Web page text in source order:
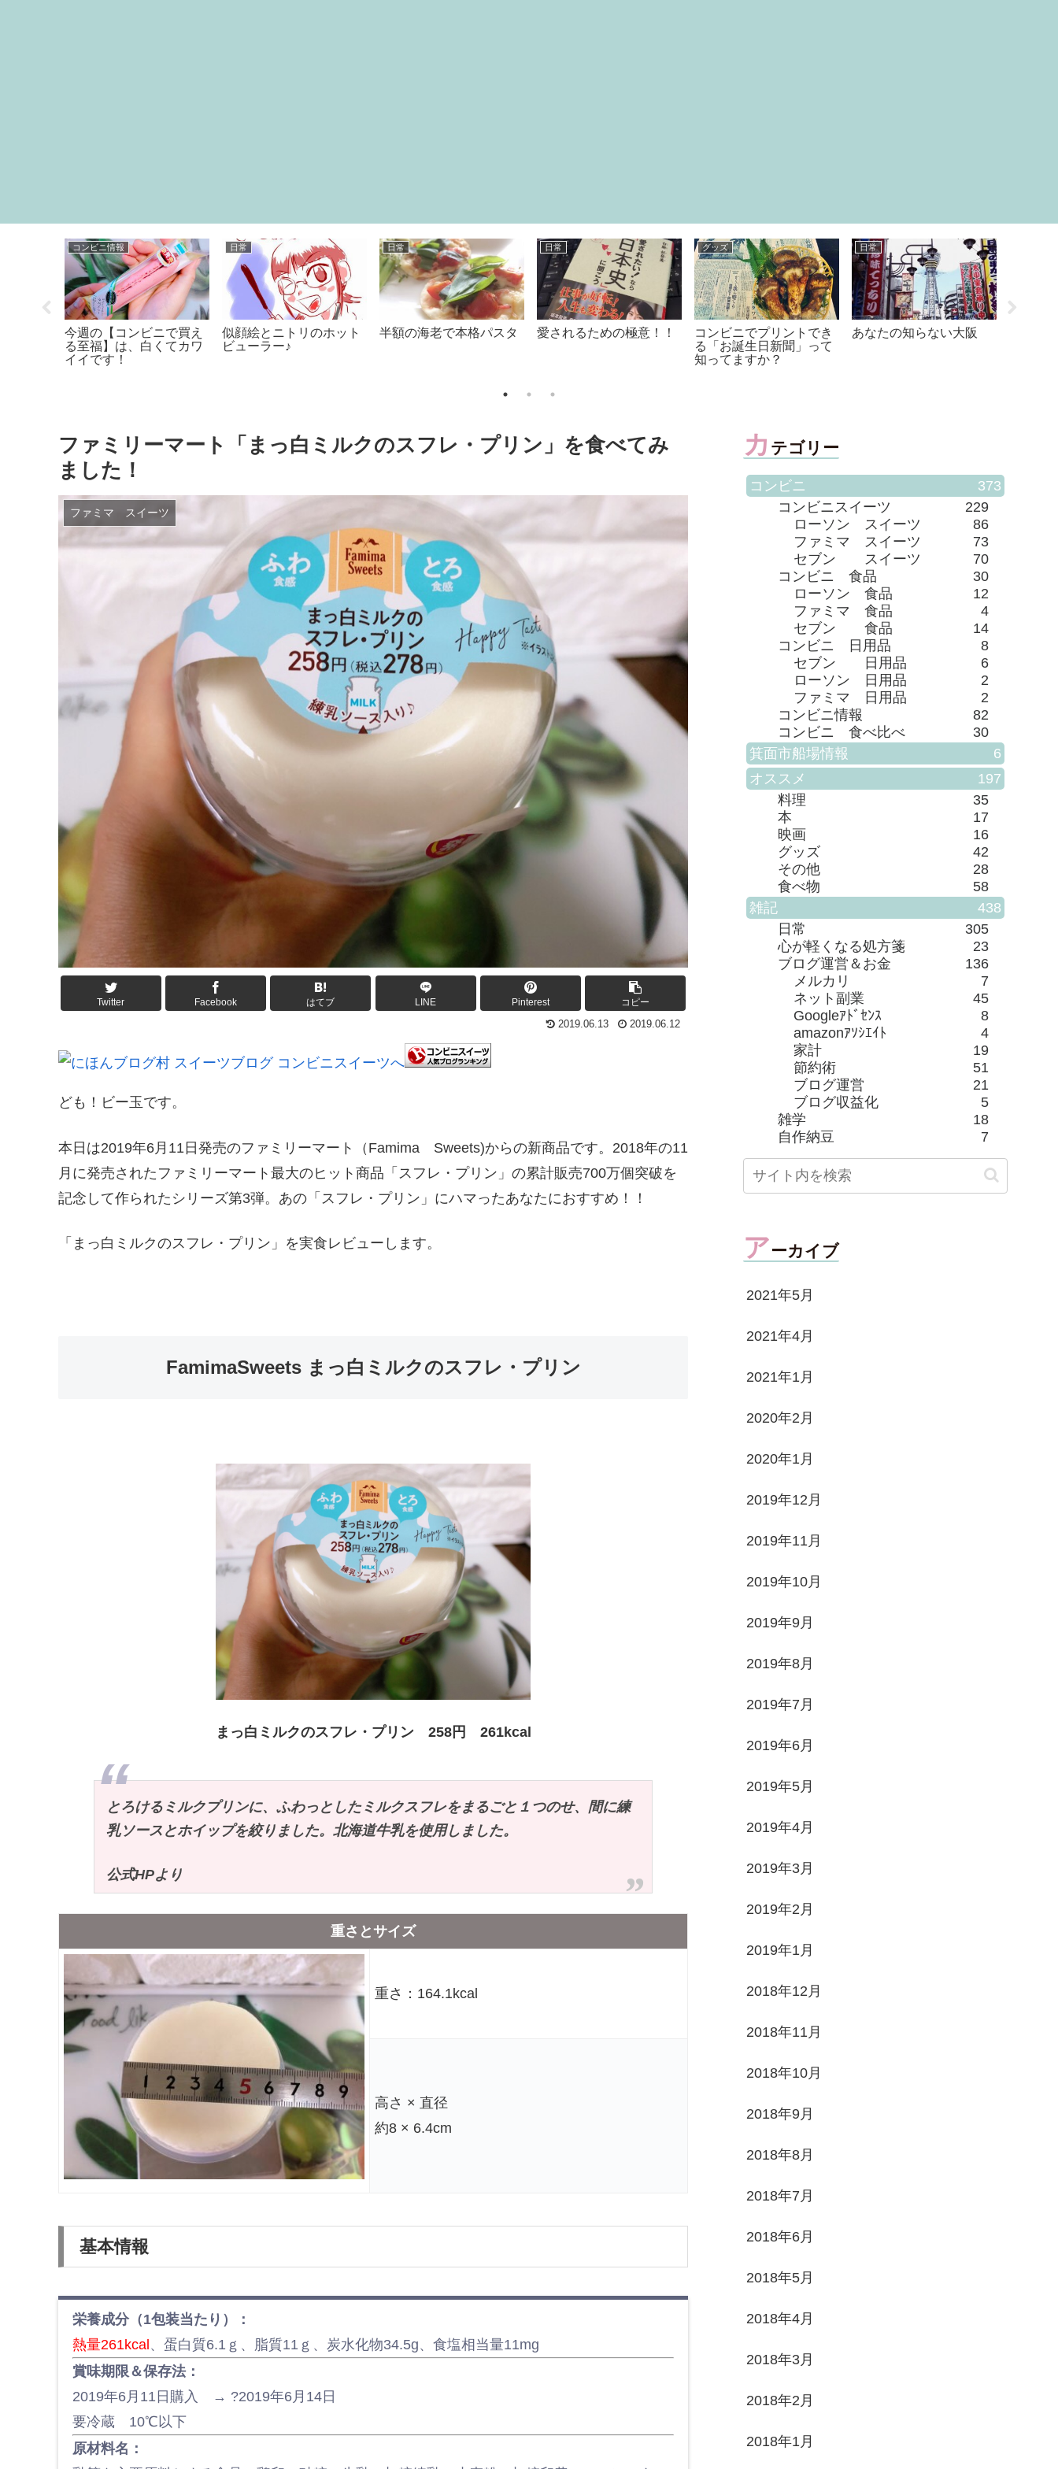
コンビニ情報
今週の【コンビニで買え
る至福】は、白くてカワ
イイです！
日常
似顔絵とニトリのホット
ビューラー♪
日常
半額の海老で本格パスタ
日常
愛されるための極意！！
グッズ
コンビニでプリントでき
る「お誕生日新聞」って
知ってますか？
日常
あなたの知らない大阪
ファミリーマート「まっ白ミルクのスフレ・プリン」を食べてみ
ました！
ファミマ スイーツ
Twitter Facebook はてブ LINE Pinterest コピー
2019.06.13 2019.06.12
ども！ビー玉です。
本日は2019年6月11日発売のファミリーマート（Famima Sweets)からの新商品です。2018年の11
月に発売されたファミリーマート最大のヒット商品「スフレ・プリン」の累計販売700万個突破を
記念して作られたシリーズ第3弾。あの「スフレ・プリン」にハマったあなたにおすすめ！！
「まっ白ミルクのスフレ・プリン」を実食レビューします。
FamimaSweets まっ白ミルクのスフレ・プリン
まっ白ミルクのスフレ・プリン 258円 261kcal
とろけるミルクプリンに、ふわっとしたミルクスフレをまるごと１つのせ、間に練
乳ソースとホイップを絞りました。北海道牛乳を使用しました。
公式HPより
重さとサイズ
重さ：164.1kcal
高さ × 直径
約8 × 6.4cm
基本情報
栄養成分（1包装当たり）：
熱量261kcal、蛋白質6.1ｇ、脂質11ｇ、炭水化物34.5g、食塩相当量11mg
賞味期限＆保存法：
2019年6月11日購入 → ?2019年6月14日
要冷蔵 10℃以下
原材料名：
カ テゴリー
コンビニ
373
コンビニスイーツ
229
ローソン スイーツ
86
ファミマ スイーツ
73
セブン スイーツ
70
コンビニ 食品
30
ローソン 食品
12
ファミマ 食品
4
セブン 食品
14
コンビニ 日用品
8
セブン 日用品
6
ローソン 日用品
2
ファミマ 日用品
2
コンビニ情報
82
コンビニ 食べ比べ
30
箕面市船場情報
6
オススメ
197
料理
35
本
17
映画
16
グッズ
42
その他
28
食べ物
58
雑記
438
日常
305
心が軽くなる処方箋
23
ブログ運営＆お金
136
メルカリ
7
ネット副業
45
Googleｱﾄﾞｾﾝｽ
8
amazonｱｿｼｴｲﾄ
4
家計
19
節約術
51
ブログ運営
21
ブログ収益化
5
雑学
18
自作納豆
7
アーカイブ
2021年5月
2021年4月
2021年1月
2020年2月
2020年1月
2019年12月
2019年11月
2019年10月
2019年9月
2019年8月
2019年7月
2019年6月
2019年5月
2019年4月
2019年3月
2019年2月
2019年1月
2018年12月
2018年11月
2018年10月
2018年9月
2018年8月
2018年7月
2018年6月
2018年5月
2018年4月
2018年3月
2018年2月
2018年1月